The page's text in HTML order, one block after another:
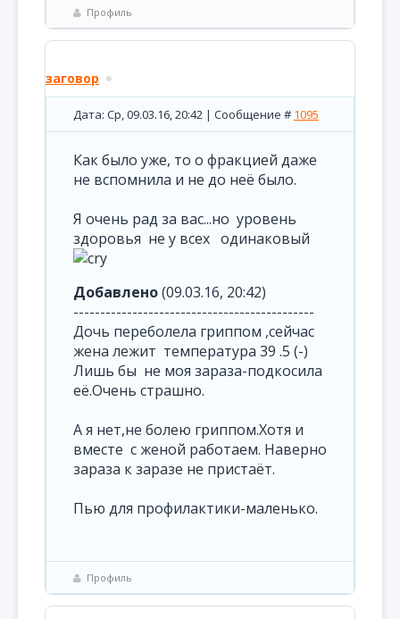
Профиль
заговор
Дата: Ср, 09.03.16, 20:42 | Сообщение # 1095
Как было уже, то о фракцией даже
не вспомнила и не до неё было.
Я очень рад за вас...но уровень
здоровья не у всех одинаковый
Добавлено(09.03.16, 20:42)
---------------------------------------------
Дочь переболела гриппом ,сейчас
жена лежит температура 39 .5 (-)
Лишь бы не моя зараза-подкосила
её.Очень страшно.
А я нет,не болею гриппом.Хотя и
вместе с женой работаем. Наверно
зараза к заразе не пристаёт.
Пью для профилактики-маленько.
Профиль